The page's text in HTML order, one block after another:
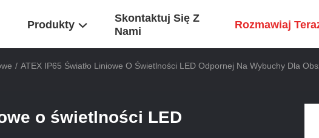
Produkty
Skontaktuj Się Z
Nami
Rozmawiaj
/ ATEX IP65 Światło Liniowe O Świetlności LED Odpornej Na Wybuchy Dla
o świetlności LED